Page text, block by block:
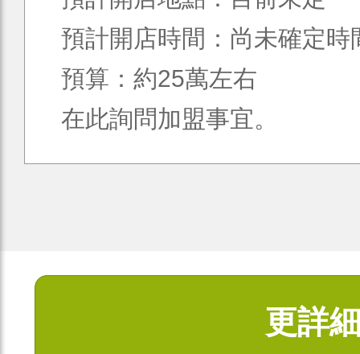
預計開店時間：尚未確定時
預算：約25萬左右
在此詢問加盟事宜。
更詳